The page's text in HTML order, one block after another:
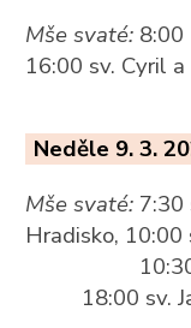
Mše svaté: 8:00
16:00 sv. Cyril
Neděle 9. 3.
Mše svaté: 7:30
Hradisko, 10:00
18:00 sv.